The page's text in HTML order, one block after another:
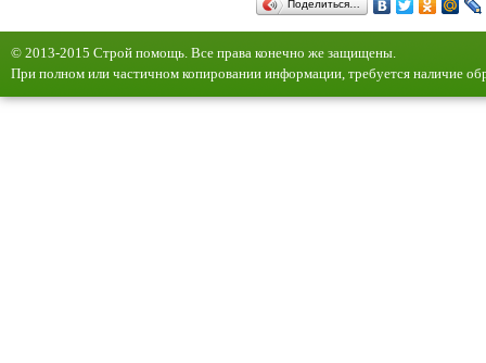
Поделиться…
© 2013-2015 Строй помощь. Все права конечно же защищены.
При полном или частичном копировании информации, требуется наличие